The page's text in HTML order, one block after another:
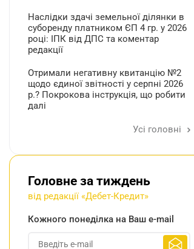
Наслідки здачі земельної ділянки в
суборенду платником ЄП 4 гр. у 2026
році: ІПК від ДПС та коментар
редакції
Отримали негативну квитанцію №2
щодо єдиної звітності у серпні 2026
р.? Покрокова інструкція, що робити
далі
Усі головні
Головне за тиждень
від редакції «Дебет-Кредит»
Кожного понеділка на Ваш e-mail